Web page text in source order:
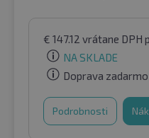
€ 147.12 vrátane DPH
NA SKLADE
Doprava zadarmo
Podrobnosti